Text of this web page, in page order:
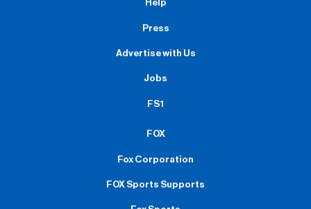
Help
Press
Advertise with Us
Jobs
FS1
FOX
Fox Corporation
FOX Sports Supports